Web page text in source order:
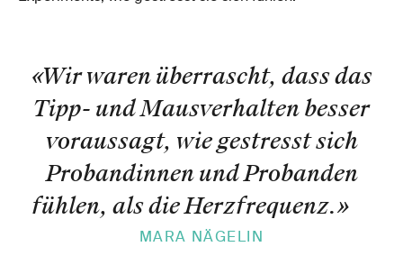
«Wir waren überrascht, dass das
Tipp- und Mausverhalten besser
voraussagt, wie gestresst sich
Probandinnen und Probanden
fühlen, als die Herzfrequenz.»
MARA NÄGELIN